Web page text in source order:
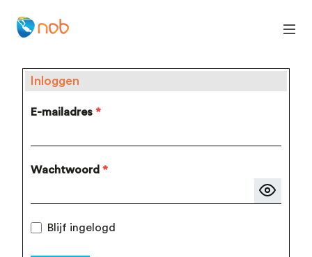
Inloggen
E-mailadres *
Wachtwoord *
Blijf ingelogd